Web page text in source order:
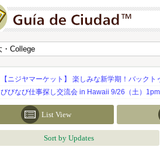
【ニジヤマーケット】 楽しみな新学期！バックト
びびなび仕事探し交流会 in Hawaii 9/26（土）
List View
Sort by Updates